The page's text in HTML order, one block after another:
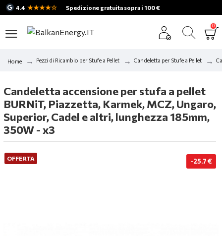
4.4 ★★★★☆ Spedizione gratuita sopra i 100 €
0
Home Pezzi di Ricambio per Stufe a Pellet Candeletta per Stufe a Pellet
Candeletta accensione per stufa a pellet
BURNiT, Piazzetta, Karmek, MCZ, Ungaro,
Superior, Cadel e altri, lunghezza 185mm,
350W - x3
OFFERTA -25.7 €